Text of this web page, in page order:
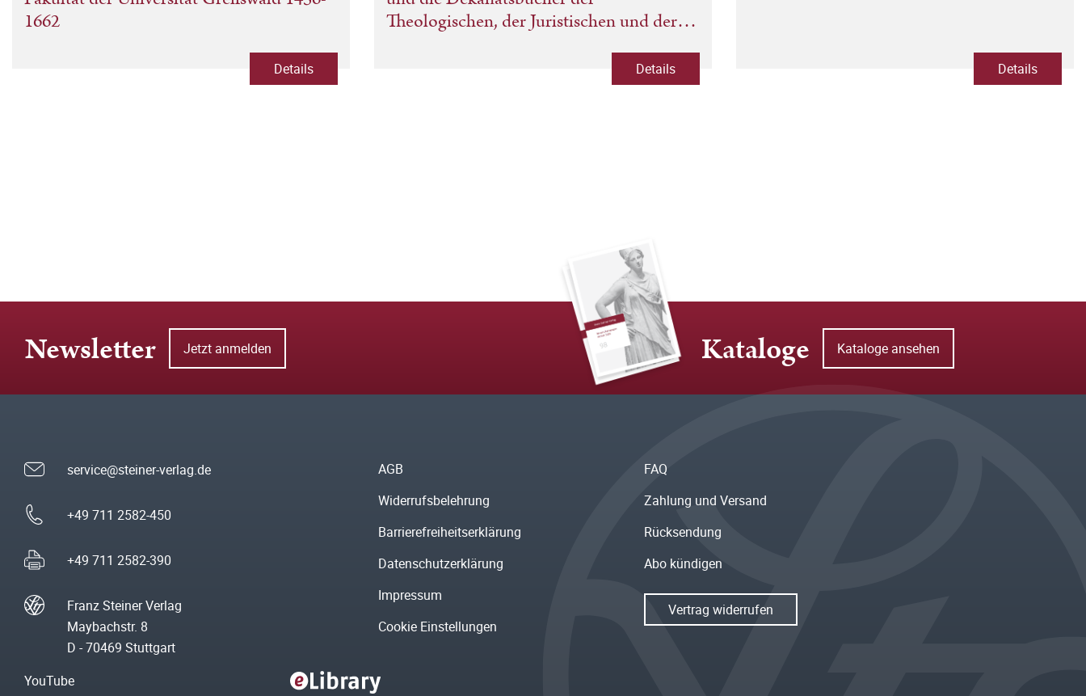
1662
Details
Theologischen, der Juristischen und der
1: Text der Matrikel November 1700 bis
Details Details
Newsletter Jetzt anmelden Kataloge Kataloge ansehen
service@steiner-verlag.de
+49 711 2582-450
+49 711 2582-390
Franz Steiner Verlag
Maybachstr. 8
D - 70469 Stuttgart
AGB
Widerrufsbelehrung
Barrierefreiheitserklärung
Datenschutzerklärung
Impressum
Cookie Einstellungen
FAQ
Zahlung und Versand
Rücksendung
Abo kündigen
Vertrag widerrufen
YouTube